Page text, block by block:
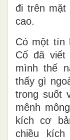
đi trên
cao.
Có một tín
Cổ đã viết
mình thế
thấy gì
trong suốt
mênh
kích cơ
chiều